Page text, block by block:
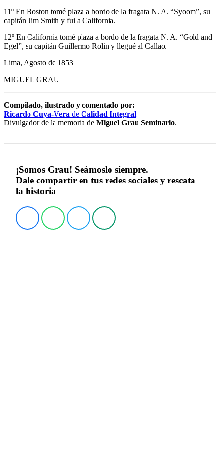
11º En Boston tomé plaza a bordo de la fragata N. A. “Syoom”, su
capitán Jim Smith y fui a California.
12º En California tomé plaza a bordo de la fragata N. A. “Gold and
Egel”, su capitán Guillermo Rolin y llegué al Callao.
Lima, Agosto de 1853
MIGUEL GRAU
Compilado, ilustrado y comentado por:
Ricardo Cuya-Vera de Calidad Integral
Divulgador de la memoria de Miguel Grau Seminario.
¡Somos Grau! Seámoslo siempre.
Dale compartir en tus redes sociales y rescata
la historia